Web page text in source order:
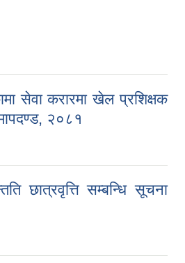
सेवा करारमा खेल प्रशिक्षक
२०८१
छात्रवृत्ति सम्बन्धि सूचना